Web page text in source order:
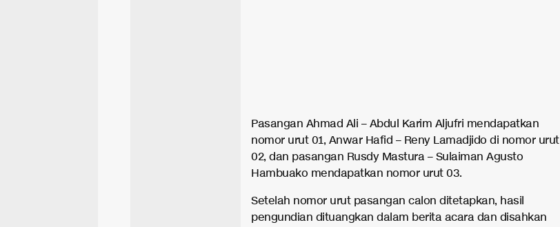
Pasangan Ahmad Ali – Abdul Karim Aljufri mendapatkan
nomor urut 01, Anwar Hafid – Reny Lamadjido di nomor urut
02, dan pasangan Rusdy Mastura – Sulaiman Agusto
Hambuako mendapatkan nomor urut 03.
Setelah nomor urut pasangan calon ditetapkan, hasil
pengundian dituangkan dalam berita acara dan disahkan